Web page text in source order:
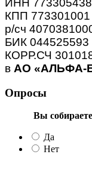
ИНН
КПП 773301001
р/сч
БИК 044525593
КОРР.СЧ
в АО «АЛЬФА-
Опросы
Вы
Да
Нет